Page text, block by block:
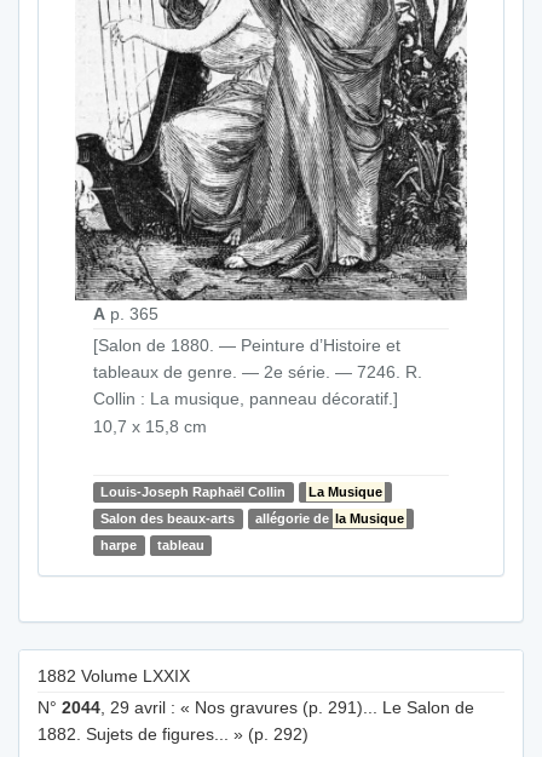
A p. 365
[Salon de 1880. — Peinture d’Histoire et
tableaux de genre. — 2e série. — 7246. R.
Collin : La musique, panneau décoratif.]
10,7 x 15,8 cm
Louis-Joseph Raphaël Collin
La Musique
Salon des beaux-arts
allégorie de
la Musique
harpe
tableau
1882 Volume LXXIX
N° 2044 , 29 avril : « Nos gravures (p. 291)... Le Salon de
1882. Sujets de figures... » (p. 292)